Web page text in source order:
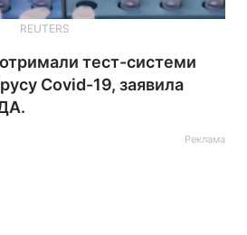
REUTERS
отримали тест-системи
Covid-19, заявила
Реклама